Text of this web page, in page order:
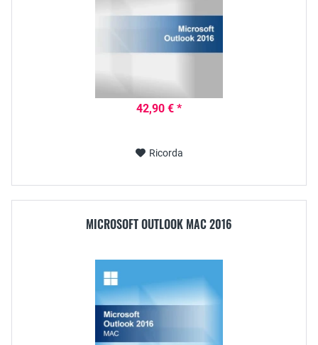
42,90 € *
Ricorda
MICROSOFT OUTLOOK MAC 2016